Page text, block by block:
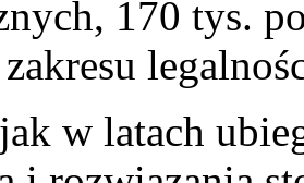
170 tys.
w latach